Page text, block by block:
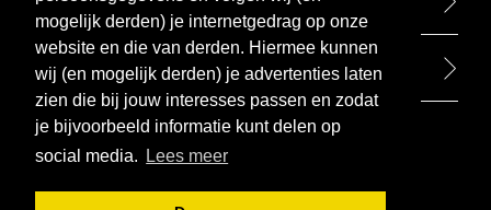
mogelijk derden) je internetgedrag op onze
website en die van derden. Hiermee kunnen
wij (en mogelijk derden) je advertenties laten
zien die bij jouw interesses passen en zodat
je bijvoorbeeld informatie kunt delen op
social media.
Lees meer
BEZOEK ONZE WINKEL